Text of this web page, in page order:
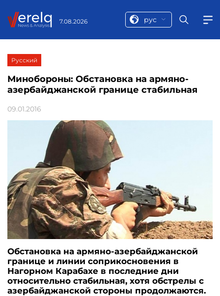
7.08.2026 рус
Русский
Минобороны: Обстановка на армяно-
азербайджанской границе стабильная
09.01.2016
Обстановка на армяно-азербайджанской
границе и линии соприкосновения в
Нагорном Карабахе в последние дни
относительно стабильная, хотя обстрелы с
азербайджанской стороны продолжаются.